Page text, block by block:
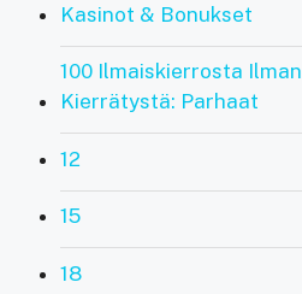
Kasinot & Bonukset
100 Ilmaiskierrosta Ilman
Kierrätystä: Parhaat
12
15
18